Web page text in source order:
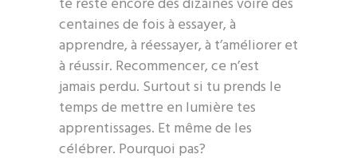
centaines de fois à essayer, à
apprendre, à réessayer, à t’améliorer et
à réussir. Recommencer, ce n’est
jamais perdu. Surtout si tu prends le
temps de mettre en lumière tes
apprentissages. Et même de les
célébrer. Pourquoi pas?